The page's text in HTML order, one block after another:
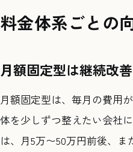
料金体系ごとの
月額固定型は継続改
月額固定型は、毎月の費用
体を少しずつ整えたい会社
は、月5万〜50万円前後、ま